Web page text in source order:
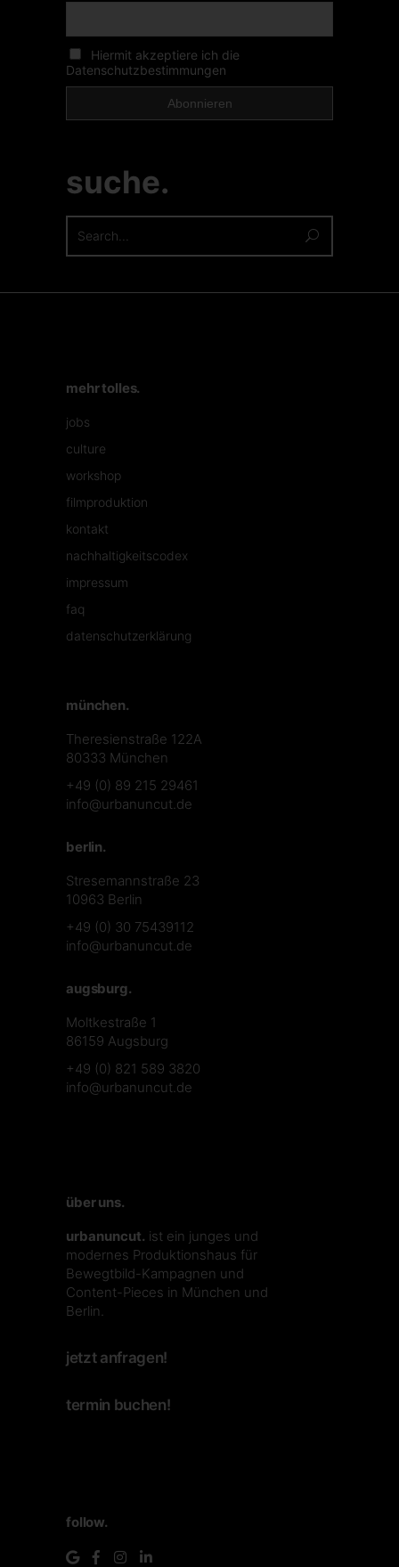
Hiermit akzeptiere ich die
Datenschutzbestimmungen
suche.
for:
mehr tolles.
jobs
culture
workshop
filmproduktion
kontakt
nachhaltigkeitscodex
impressum
faq
datenschutzerklärung
münchen.
Theresienstraße 122A
80333 München
+49 (0) 89 215 29461
info@urbanuncut.de
berlin.
Stresemannstraße 23
10963 Berlin
+49 (0) 30 75439112
info@urbanuncut.de
augsburg.
Moltkestraße 1
86159 Augsburg
+49 (0) 821 589 3820
info@urbanuncut.de
über uns.
urbanuncut. ist ein junges und
modernes Produktionshaus für
Bewegtbild-Kampagnen und
Content-Pieces in München und
Berlin.
jetzt anfragen!
termin buchen!
follow.